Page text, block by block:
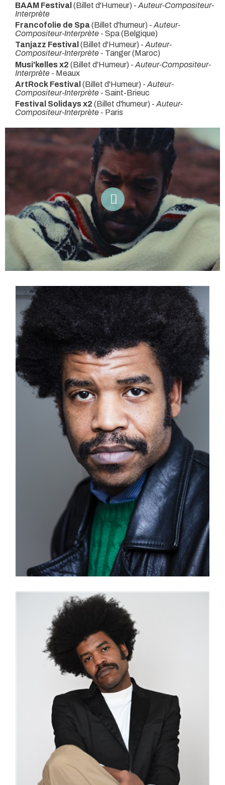
BAAM Festival (Billet d'Humeur) - Auteur-Compositeur-
Interprète
Francofolie de Spa(Billet d'humeur) - Auteur-
Compositeur-Interprète - Spa (Belgique)
Tanjazz Festival (Billet d'Humeur) -Auteur-
Compositeur-Interprète - Tanger (Maroc)
Musi'kelles x2 (Billet d'Humeur) - Auteur-Compositeur-
Interprète - Meaux
ArtRock Festival (Billet d'Humeur) - Auteur-
Compositeur-Interprète - Saint-Brieuc
Festival Solidays x2 (Billet d'humeur) - Auteur-
Compositeur-Interprète - Paris